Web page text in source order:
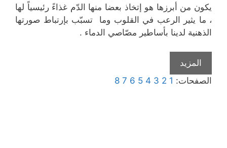
يكون من أبرزها هو إتخاذ بعضا منها الدّم غذاءً رئيسياً لها
، ما يثير الرعب في القلوب وما تسبّب بإرتباط صورتها
الذهنية لدينا بأساطير مصّاصي الدماء .
المزيد
الصفحات: 1
2
3
4
5
6
7
8